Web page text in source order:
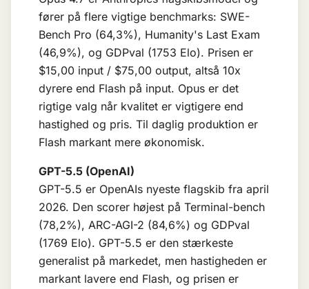
fører på flere vigtige benchmarks: SWE-
Bench Pro (64,3%), Humanity's Last Exam
(46,9%), og GDPval (1753 Elo). Prisen er
$15,00 input / $75,00 output, altså 10x
dyrere end Flash på input. Opus er det
rigtige valg når kvalitet er vigtigere end
hastighed og pris. Til daglig produktion er
Flash markant mere økonomisk.
GPT-5.5 (OpenAI)
GPT-5.5 er OpenAIs nyeste flagskib fra april
2026. Den scorer højest på Terminal-bench
(78,2%), ARC-AGI-2 (84,6%) og GDPval
(1769 Elo). GPT-5.5 er den stærkeste
generalist på markedet, men hastigheden er
markant lavere end Flash, og prisen er